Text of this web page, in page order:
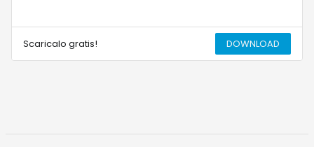
Scaricalo gratis! DOWNLOAD